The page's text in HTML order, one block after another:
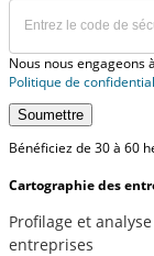
Nous nous engageons
Politique de
Soumettre
Bénéficiez de 30 à 60
Cartographie des
Profilage et
entreprises